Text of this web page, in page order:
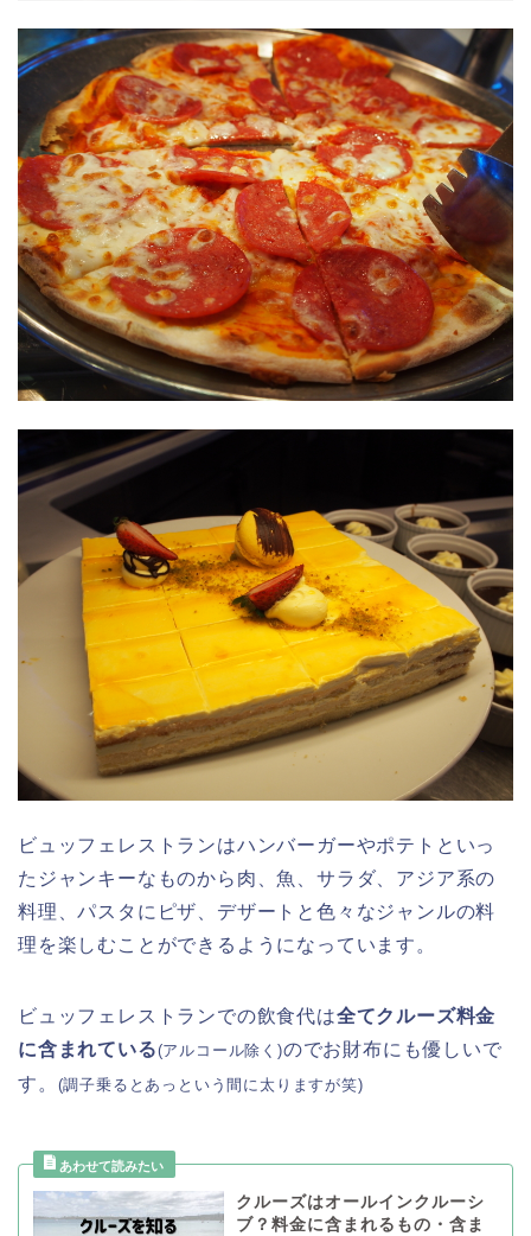
ビュッフェレストランはハンバーガーやポテトといっ
たジャンキーなものから肉、魚、サラダ、アジア系の
料理、パスタにピザ、デザートと色々なジャンルの料
理を楽しむことができるようになっています。
ビュッフェレストランでの飲食代は全てクルーズ料金
に含まれている(アルコール除く)のでお財布にも優しいで
す。 (調子乗るとあっという間に太りますが笑)
クルーズはオールインクルーシ
ブ？料金に含まれるもの・含ま